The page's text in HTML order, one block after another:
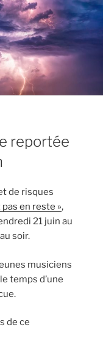
reportée
de risques
pas en reste »,
21 juin au
soir.
musiciens
temps d’une
de ce